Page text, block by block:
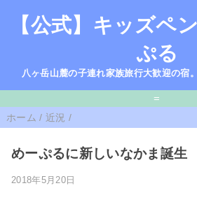
【公式】キッズペ
ぷる
八ヶ岳山麓の子連れ家族旅行大歓迎の宿
=
ホーム / 近況 /
めーぷるに新しいなかま誕生
2018年5月20日